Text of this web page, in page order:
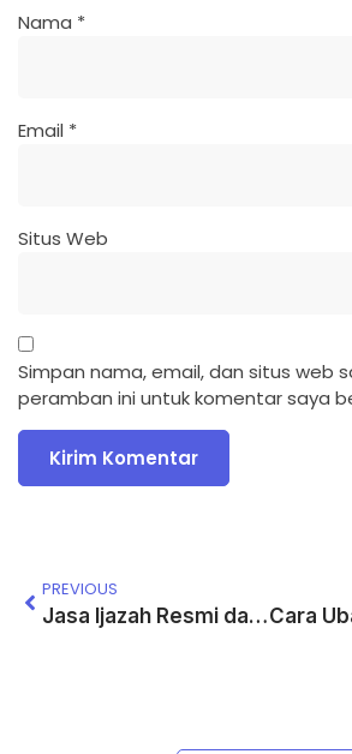
Nama *
Email *
Situs Web
Simpan nama, email, dan situs web
peramban ini untuk komentar saya
PREVIOUS
Jasa Ijazah Resmi dan Legal Solusi Karir dan Masa Depan Anda